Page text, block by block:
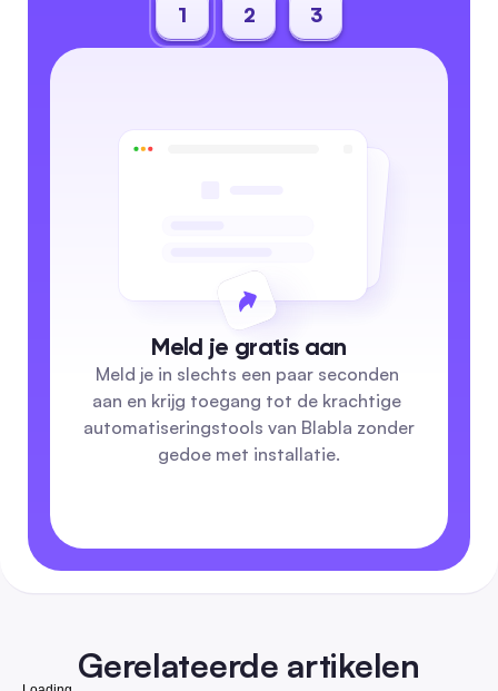
1 2 3
Meld je gratis aan
Meld je in slechts een paar seconden
aan en krijg toegang tot de krachtige
automatiseringstools van Blabla zonder
gedoe met installatie.
Gerelateerde artikelen